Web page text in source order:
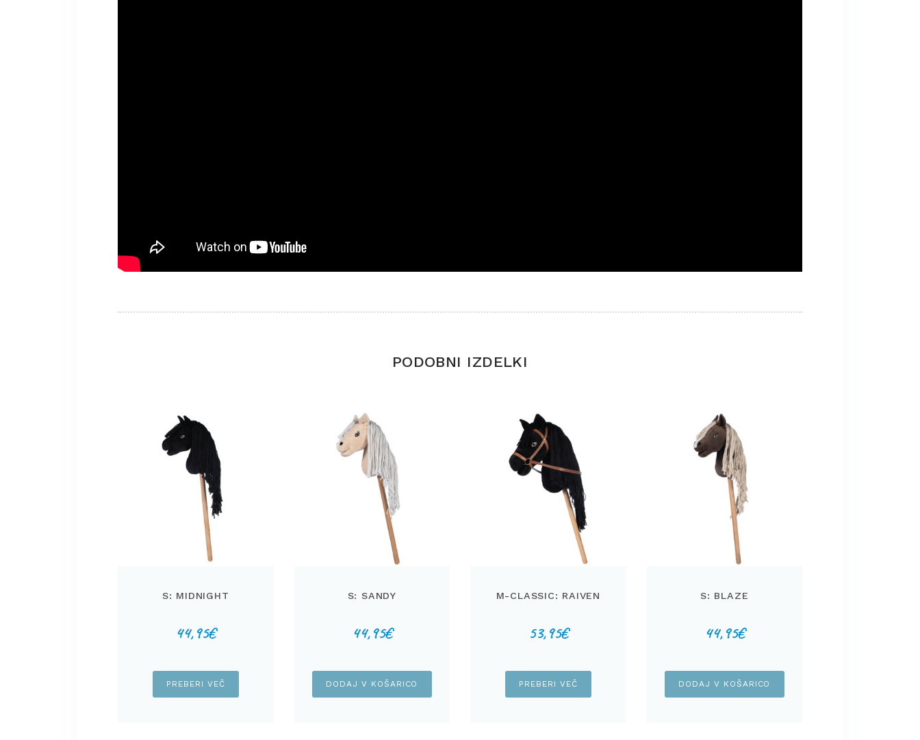
PODOBNI IZDELKI
S: MIDNIGHT
44,95€
PREBERI VEČ
S: SANDY
44,95€
DODAJ V KOŠARICO
M-CLASSIC: RAIVEN
53,95€
PREBERI VEČ
S: BLAZE
44,95€
DODAJ V KOŠARICO